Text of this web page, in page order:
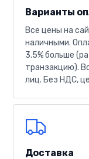
Варианты
Все цены на
наличными.
3.5% больше
транзакцию).
лиц. Без НДС,
Доставка